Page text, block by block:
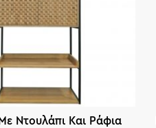
Ντουλάπι Και Ράφια